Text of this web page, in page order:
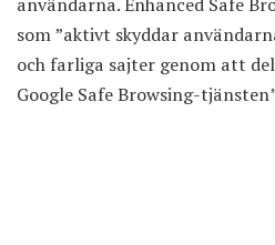
användarna. Enhanced Safe
som ”aktivt skyddar
och farliga sajter genom att
Google Safe Browsing-